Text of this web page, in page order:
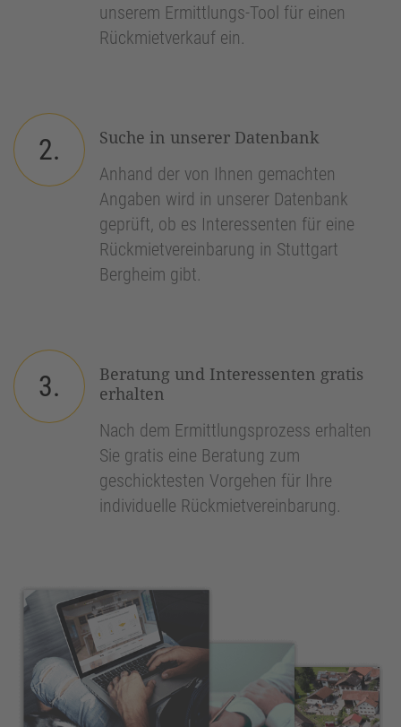
unserem Ermittlungs-Tool für einen
Rückmietverkauf ein.
2.
Suche in unserer Datenbank
Anhand der von Ihnen gemachten
Angaben wird in unserer Datenbank
geprüft, ob es Interessenten für eine
Rückmietvereinbarung in Stuttgart
Bergheim gibt.
3.
Beratung und Interessenten gratis
erhalten
Nach dem Ermittlungsprozess erhalten
Sie gratis eine Beratung zum
geschicktesten Vorgehen für Ihre
individuelle Rückmietvereinbarung.